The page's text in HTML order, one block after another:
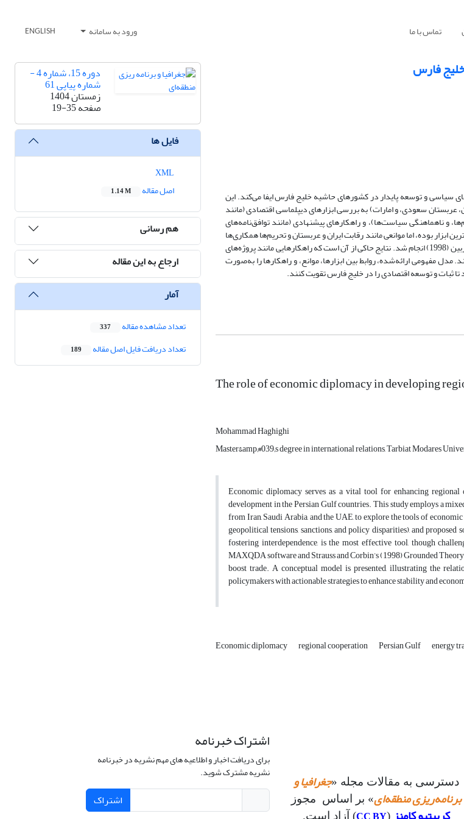
تماس با ما ورود به سامانه ENGLISH
فارس
سیاسی و توسعه پایدار در کشورهای حاشیه خلیج فارس ایفا می‌کند. این
اسنادی و مصاحبه‌های نیمه‌ساختاریافته با 10 کارشناس از ایران، عربستان سعودی، و امارات) به بررسی ابزارهای دیپلماسی اقتصادی (مانند
و ناهماهنگی سیاست‌ها)، و راهکارهای پیشنهادی (مانند توافق‌نامه‌های
بوده، اما موانعی مانند رقابت ایران و عربستان و تحریم‌ها همکاری‌ها
را محدود کرده‌اند. تحلیل با استفاده از نرم‌افزار MAXQDA و مدل نظریه‌پردازی زمینه‌ای استراوس و کوربین (1998) انجام شد. نتایج حاکی از آن است که راهکارهایی مانند پروژه‌های
مفهومی ارائه‌شده، روابط بین ابزارها، موانع، و راهکارها را به‌صورت
و توسعه اقتصادی را در خلیج فارس تقویت کنند.
The role of economic diplomacy in developing
Mohammad Haghighi
Master&amp;#039;s degree in international relations, Tarbiat Modares
Economic diplomacy serves as a vital tool for enhancing
development in the Persian Gulf countries. This study employs a
from Iran, Saudi Arabia, and the UAE, to explore the tools of
geopolitical tensions, sanctions, and policy disparities), and
fostering interdependence, is the most effective tool, though
MAXQDA software and Strauss and Corbin’s (1998) Grounded
boost trade. A conceptual model is presented, illustrating the
policymakers with actionable strategies to enhance stability and
Economic diplomacy regional cooperation Persian Gulf energy
دوره 15، شماره 4 -
شماره پیاپی 61
زمستان 1404
صفحه19-35
فایل ها
اصل مقاله
1.14 M
هم رسانی
ارجاع به این مقاله
آمار
تعداد مشاهده مقاله 337
تعداد دریافت فایل اصل مقاله 189
دسترسی به مقالات مجله «جغرافیا و
برنامه‌ریزی منطقه‌ای» بر اساس مجوز
( ) آزاد است.
اشتراک خبرنامه
برای دریافت اخبار و اطلاعیه های مهم نشریه در خبرنامه
نشریه مشترک شوید.
اشتراک